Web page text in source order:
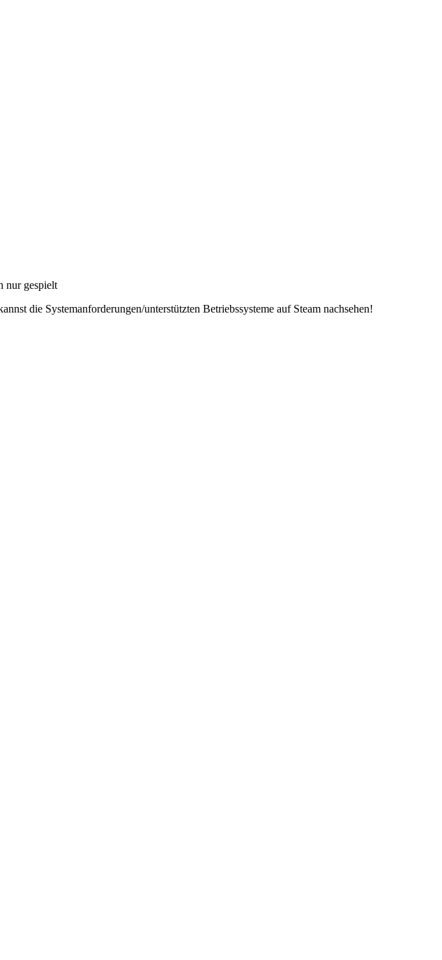
nur gespielt
die Systemanforderungen/unterstützten Betriebssysteme auf Steam nachsehen!